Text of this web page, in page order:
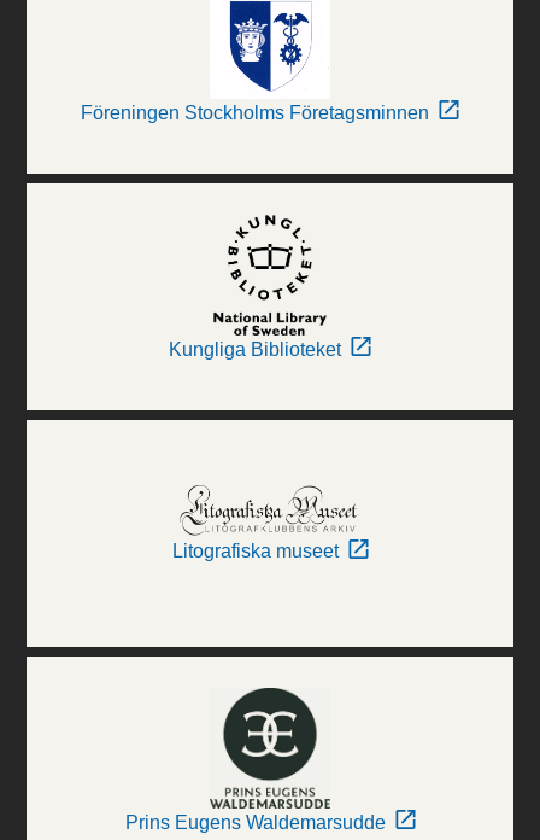
Föreningen Stockholms Företagsminnen
Kungliga Biblioteket
Litografiska museet
Prins Eugens Waldemarsudde